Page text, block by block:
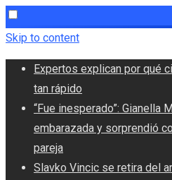
Skip to content
Expertos explican por qué
tan rápido
“Fue inesperado”: Gianella
embarazada y sorprendió
pareja
Slavko Vincic se retira del